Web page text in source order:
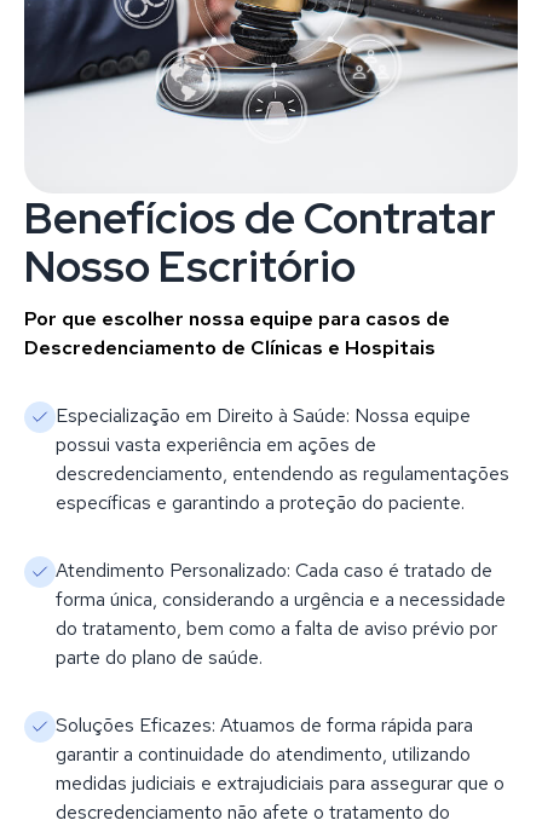
Benefícios de Contratar
Nosso Escritório
Por que escolher nossa equipe para casos de
Descredenciamento de Clínicas e Hospitais
Especialização em Direito à Saúde: Nossa equipe
possui vasta experiência em ações de
descredenciamento, entendendo as regulamentações
específicas e garantindo a proteção do paciente.
Atendimento Personalizado: Cada caso é tratado de
forma única, considerando a urgência e a necessidade
do tratamento, bem como a falta de aviso prévio por
parte do plano de saúde.
Soluções Eficazes: Atuamos de forma rápida para
garantir a continuidade do atendimento, utilizando
medidas judiciais e extrajudiciais para assegurar que o
descredenciamento não afete o tratamento do